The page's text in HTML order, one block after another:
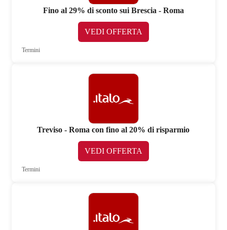
Fino al 29% di sconto sui Brescia - Roma
VEDI OFFERTA
Termini
Treviso - Roma con fino al 20% di risparmio
VEDI OFFERTA
Termini